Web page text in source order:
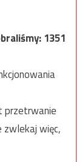
1351
przetrwanie
zwlekaj więc,